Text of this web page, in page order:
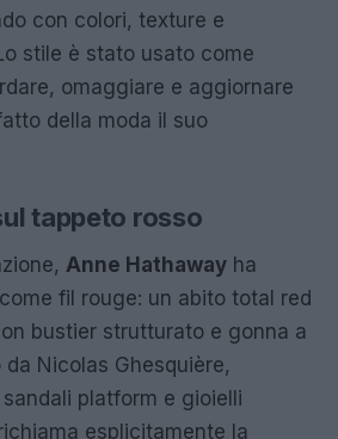
con colori, texture e
stile è stato usato come
omaggiare e aggiornare
della moda il suo
tappeto rosso
Anne Hathaway ha
fil rouge: un abito total red
bustier strutturato e gonna a
Nicolas Ghesquière,
platform e gioielli
esplicitamente la